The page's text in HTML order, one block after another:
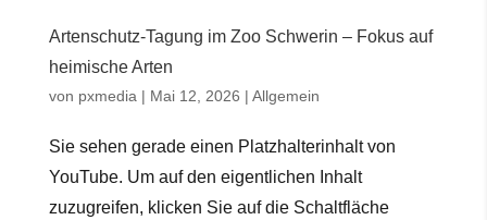
Artenschutz-Tagung im Zoo Schwerin – Fokus auf
heimische Arten
von pxmedia | Mai 12, 2026 | Allgemein
Sie sehen gerade einen Platzhalterinhalt von
YouTube. Um auf den eigentlichen Inhalt
zuzugreifen, klicken Sie auf die Schaltfläche